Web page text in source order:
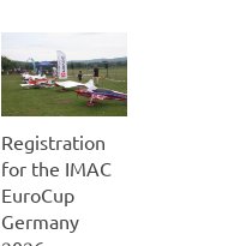
Registration
for the IMAC
EuroCup
Germany